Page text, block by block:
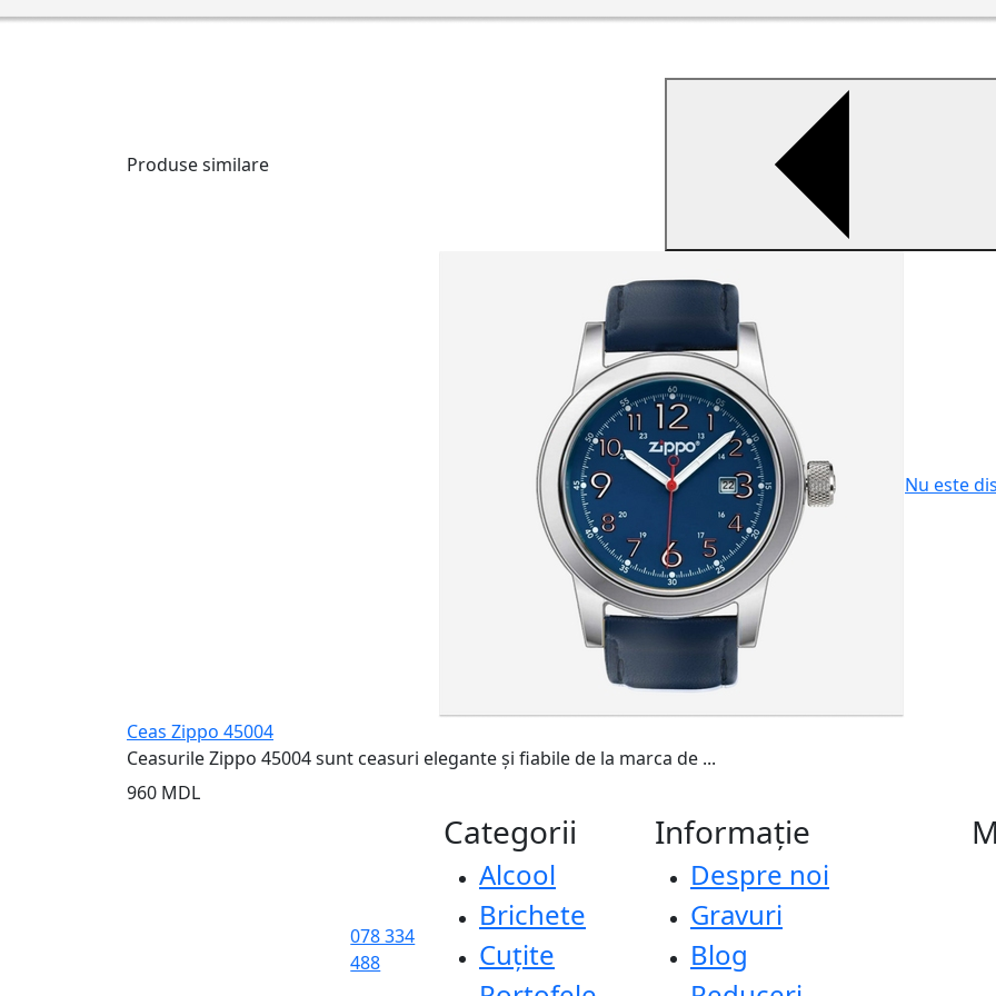
Produse similare
Nu este
Ceas Zippo 45004
Ceasurile Zippo 45004 sunt ceasuri elegante și fiabile de la marca de ...
960 MDL
078 334
488
Categorii
Alcool
Brichete
Cuțite
Informație
Despre noi
Gravuri
Blog